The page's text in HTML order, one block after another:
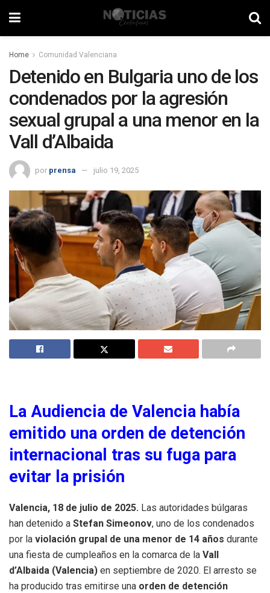
Home Comunidad Valenciana
Detenido en Bulgaria uno de los
condenados por la agresión
sexual grupal a una menor en la
Vall d’Albaida
por prensa julio 19, 2025
La Audiencia de Valencia había
emitido una orden de detención
internacional tras su fuga para
evitar la prisión
Valencia, 18 de julio de 2025. Las autoridades búlgaras
han detenido a Stefan Simeonov, uno de los condenados
por la violación grupal de una menor de 14 años durante
una fiesta de cumpleaños en la comarca de la Vall
d’Albaida (Valencia) en septiembre de 2020. El arresto se
ha producido tras emitirse una orden de detención